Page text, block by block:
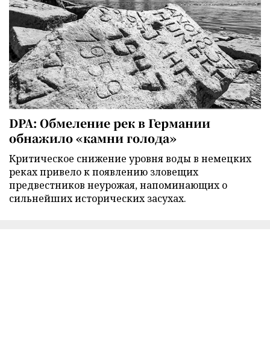
DPA: Обмеление рек в Германии
обнажило «камни голода»
Критическое снижение уровня воды в немецких
реках привело к появлению зловещих
предвестников неурожая, напоминающих о
сильнейших исторических засухах.